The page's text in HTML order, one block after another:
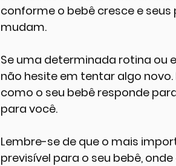
conforme o bebê cresce e
mudam.
Se uma determinada rotina ou
não hesite em tentar algo
como o seu bebê responde
para você.
Lembre-se de que o mais
previsível para o seu bebê,